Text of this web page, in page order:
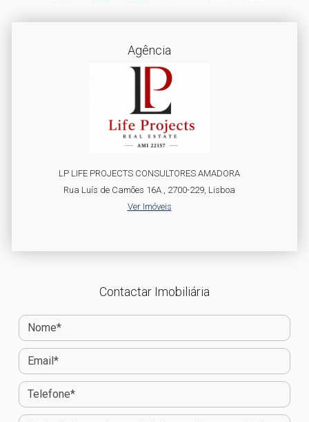
Agência
LP LIFE PROJECTS CONSULTORES AMADORA
Rua Luís de Camões 16A , 2700-229, Lisboa
Ver Imóveis
Contactar Imobiliária